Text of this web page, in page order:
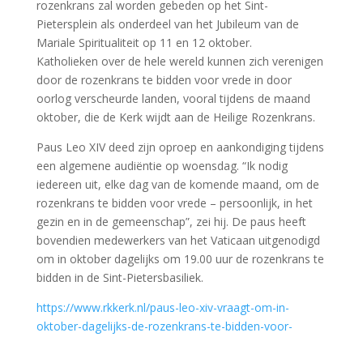
rozenkrans zal worden gebeden op het Sint-
Pietersplein als onderdeel van het Jubileum van de
Mariale Spiritualiteit op 11 en 12 oktober.
Katholieken over de hele wereld kunnen zich verenigen
door de rozenkrans te bidden voor vrede in door
oorlog verscheurde landen, vooral tijdens de maand
oktober, die de Kerk wijdt aan de Heilige Rozenkrans.
Paus Leo XIV deed zijn oproep en aankondiging tijdens
een algemene audiëntie op woensdag. “Ik nodig
iedereen uit, elke dag van de komende maand, om de
rozenkrans te bidden voor vrede – persoonlijk, in het
gezin en in de gemeenschap”, zei hij. De paus heeft
bovendien medewerkers van het Vaticaan uitgenodigd
om in oktober dagelijks om 19.00 uur de rozenkrans te
bidden in de Sint-Pietersbasiliek.
https://www.rkkerk.nl/paus-leo-xiv-vraagt-om-in-
oktober-dagelijks-de-rozenkrans-te-bidden-voor-